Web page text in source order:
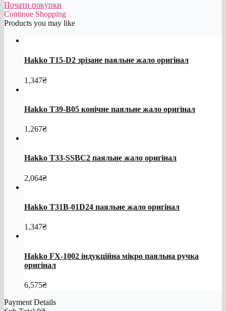
Почати покупки
Continue Shopping
Products you may like
Hakko T15-D2 зрізане паяльне жало оригінал
1,347₴
Hakko T39-B05 конічне паяльне жало оригінал
1,267₴
Hakko T33-SSBC2 паяльне жало оригінал
2,064₴
Hakko T31B-01D24 паяльне жало оригінал
1,347₴
Hakko FX-1002 індукційна мікро паяльна ручка
оригінал
6,575₴
Payment Details